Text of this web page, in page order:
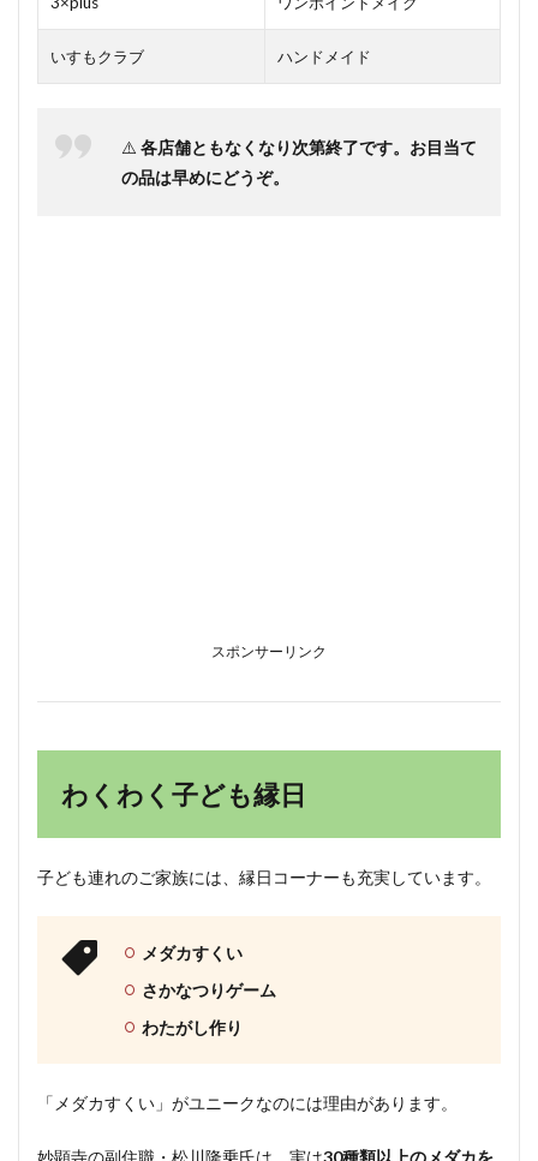
いすもクラブ ハンドメイド
⚠️ 各店舗ともなくなり次第終了です。お目当て
の品は早めにどうぞ。
スポンサーリンク
わくわく子ども縁日
子ども連れのご家族には、縁日コーナーも充実しています。
メダカすくい
さかなつりゲーム
わたがし作り
「メダカすくい」がユニークなのには理由があります。
妙顕寺の副住職・松川隆乗氏は、実は30種類以上のメダカを